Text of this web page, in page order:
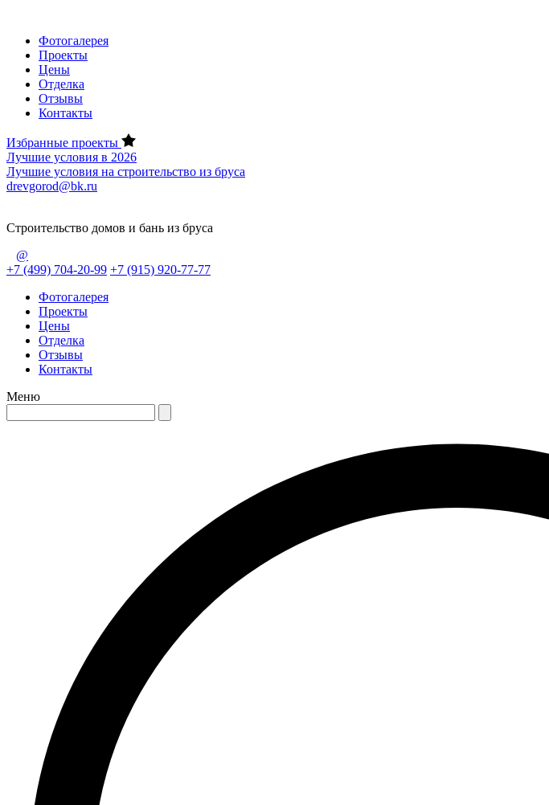
Фотогалерея
Проекты
Цены
Отделка
Отзывы
Контакты
Избранные проекты
Лучшие условия в 2026
Лучшие условия на строительство из бруса
drevgorod@bk.ru
Строительство домов и бань из бруса
@
+7 (499) 704-20-99 +7 (915) 920-77-77
Фотогалерея
Проекты
Цены
Отделка
Отзывы
Контакты
Меню